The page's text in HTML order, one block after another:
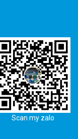
Scan my zalo